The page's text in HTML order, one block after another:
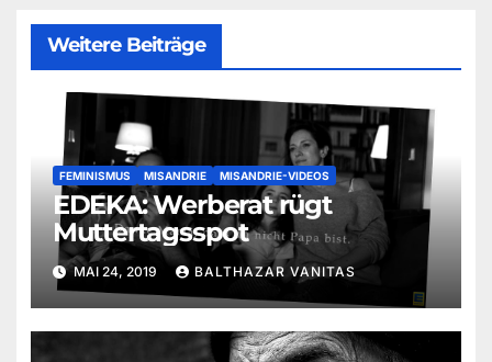
Weitere Beiträge
FEMINISMUS MISANDRIE MISANDRIE-VIDEOS
EDEKA: Werberat rügt
Muttertagsspot
MAI 24, 2019 BALTHAZAR VANITAS